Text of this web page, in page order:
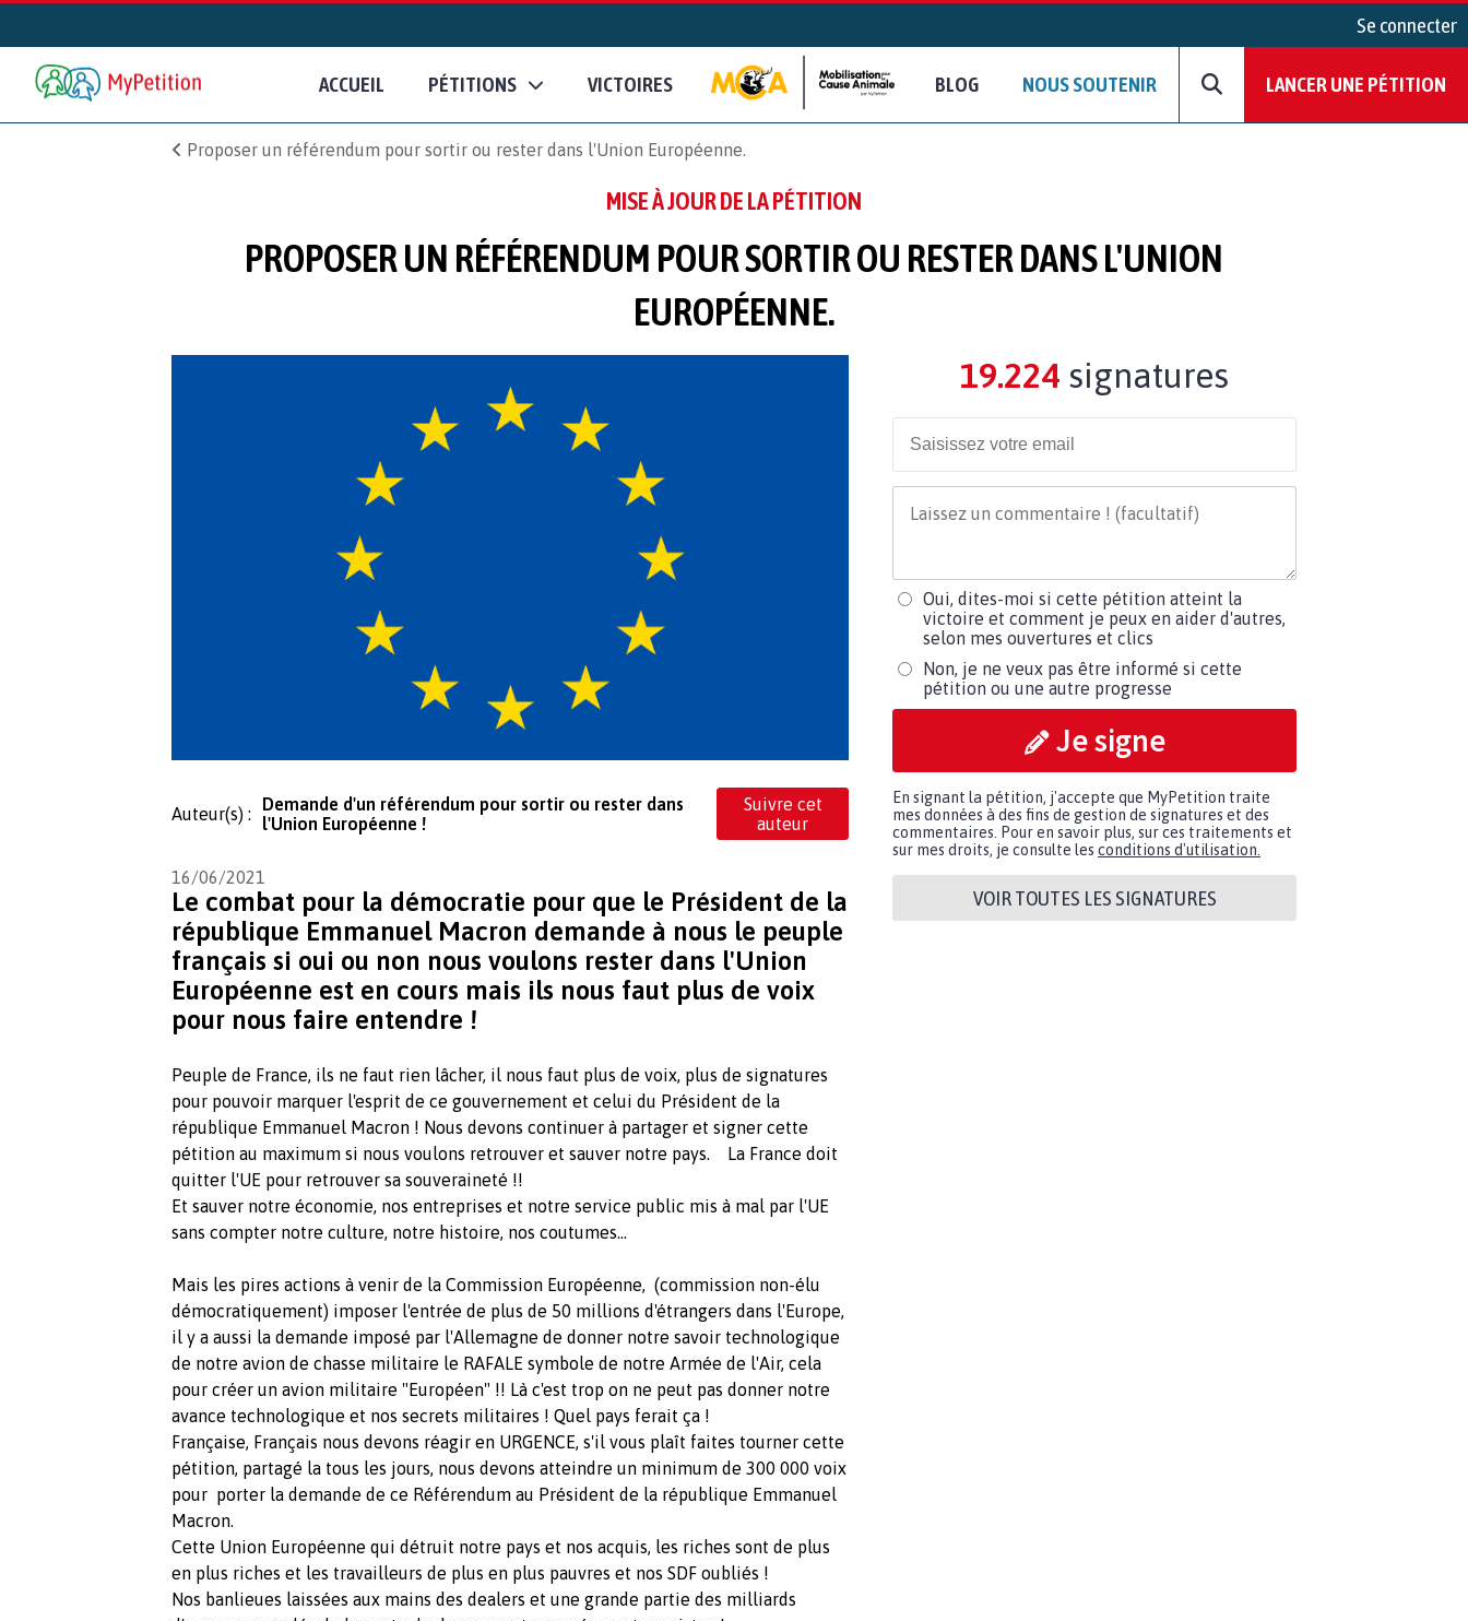
Se connecter
ACCUEIL PÉTITIONS VICTOIRES BLOG NOUS SOUTENIR LANCER UNE PÉTITION
Proposer un référendum pour sortir ou rester dans l'Union Européenne.
MISE À JOUR DE LA PÉTITION
PROPOSER UN RÉFÉRENDUM POUR SORTIR OU RESTER DANS L'UNION
EUROPÉENNE.
Auteur(s) :
Demande d'un référendum pour sortir ou rester dans
l'Union Européenne !
Suivre cet
auteur
16/06/2021
Le combat pour la démocratie pour que le Président de la
république Emmanuel Macron demande à nous le peuple
français si oui ou non nous voulons rester dans l'Union
Européenne est en cours mais ils nous faut plus de voix
pour nous faire entendre !
Peuple de France, ils ne faut rien lâcher, il nous faut plus de voix, plus de signatures
pour pouvoir marquer l'esprit de ce gouvernement et celui du Président de la
république Emmanuel Macron ! Nous devons continuer à partager et signer cette
pétition au maximum si nous voulons retrouver et sauver notre pays. La France doit
quitter l'UE pour retrouver sa souveraineté !!
Et sauver notre économie, nos entreprises et notre service public mis à mal par l'UE
sans compter notre culture, notre histoire, nos coutumes...
Mais les pires actions à venir de la Commission Européenne, (commission non-élu
démocratiquement) imposer l'entrée de plus de 50 millions d'étrangers dans l'Europe,
il y a aussi la demande imposé par l'Allemagne de donner notre savoir technologique
de notre avion de chasse militaire le RAFALE symbole de notre Armée de l'Air, cela
pour créer un avion militaire "Européen" !! Là c'est trop on ne peut pas donner notre
avance technologique et nos secrets militaires ! Quel pays ferait ça !
Française, Français nous devons réagir en URGENCE, s'il vous plaît faites tourner cette
pétition, partagé la tous les jours, nous devons atteindre un minimum de 300 000 voix
pour porter la demande de ce Référendum au Président de la république Emmanuel
Macron.
Cette Union Européenne qui détruit notre pays et nos acquis, les riches sont de plus
en plus riches et les travailleurs de plus en plus pauvres et nos SDF oubliés !
Nos banlieues laissées aux mains des dealers et une grande partie des milliards
19.224 signatures
Oui, dites-moi si cette pétition atteint la
victoire et comment je peux en aider d'autres,
selon mes ouvertures et clics
Non, je ne veux pas être informé si cette
pétition ou une autre progresse
Je signe
En signant la pétition, j'accepte que MyPetition traite
mes données à des fins de gestion de signatures et des
commentaires. Pour en savoir plus, sur ces traitements et
sur mes droits, je consulte les conditions d'utilisation.
VOIR TOUTES LES SIGNATURES